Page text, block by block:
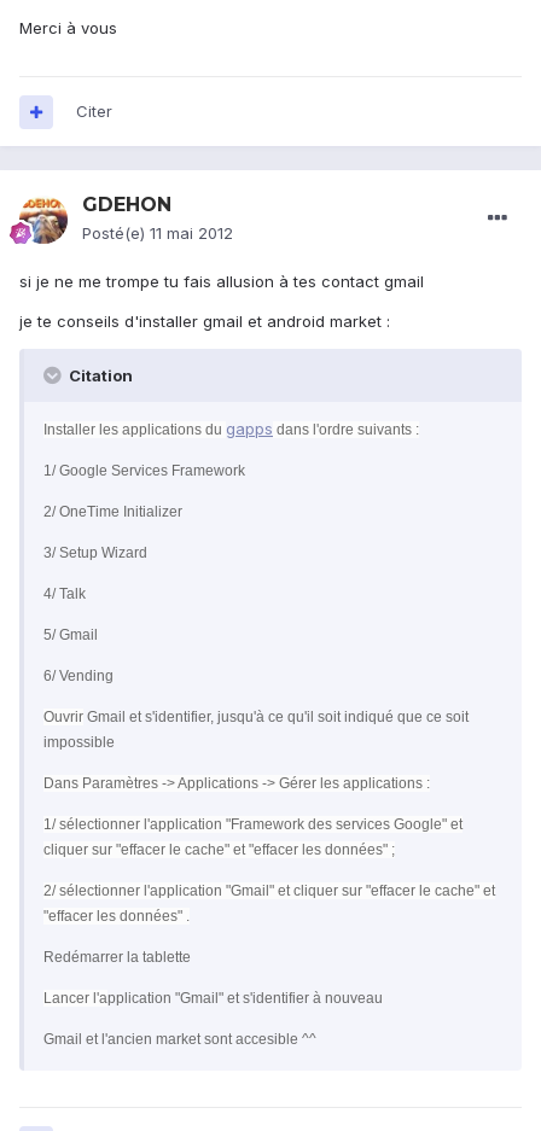
Merci à vous
Citer
GDEHON
Posté(e) 11 mai 2012
si je ne me trompe tu fais allusion à tes contact gmail
je te conseils d'installer gmail et android market :
Citation
Installer les applications du gapps dans l'ordre suivants :
1/ Google Services Framework
2/ OneTime Initializer
3/ Setup Wizard
4/ Talk
5/ Gmail
6/ Vending
Ouvrir Gmail et s'identifier, jusqu'à ce qu'il soit indiqué que ce soit
impossible
Dans Paramètres -> Applications -> Gérer les applications :
1/ sélectionner l'application "Framework des services Google" et
cliquer sur "effacer le cache" et "effacer les données" ;
2/ sélectionner l'application "Gmail" et cliquer sur "effacer le cache" et
"effacer les données" .
Redémarrer la tablette
Lancer l'application "Gmail" et s'identifier à nouveau
Gmail et l'ancien market sont accesible ^^